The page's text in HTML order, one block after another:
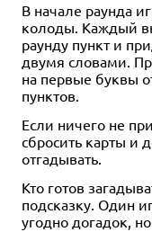
В начале раунда
колоды. Каждый
раунду пункт и
двумя словами.
на первые буквы
пунктов.
Если ничего не
сбросить карты и
отгадывать.
Кто готов
подсказку. Один
угодно догадок,